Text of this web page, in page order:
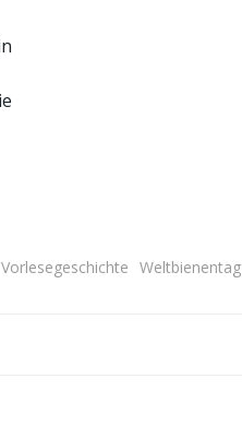
Vorlesegeschichte Weltbienentag